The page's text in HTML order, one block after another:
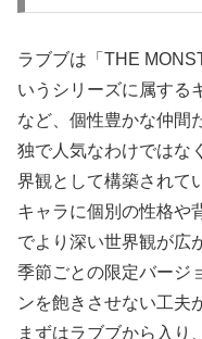
ラブブは「THE
いうシリーズに属する
など、個性豊かな仲間
独で人気なわけではな
界観として構築されて
キャラに個別の性格や
でより深い世界観が広
季節ごとの限定バージ
ンを飽きさせない工夫
まずはラブブから入り